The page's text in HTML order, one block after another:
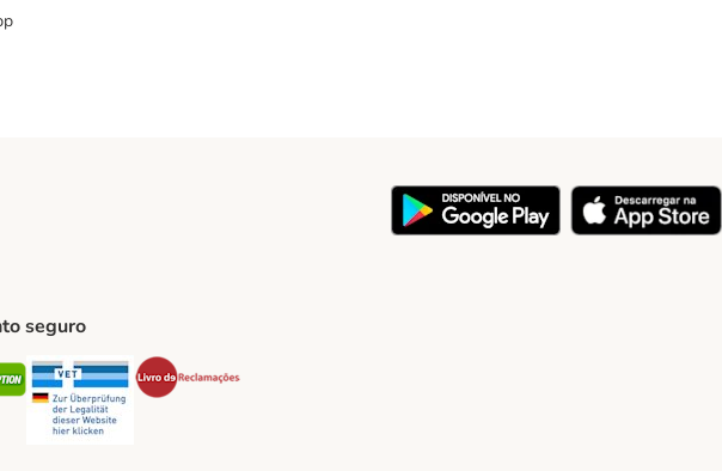
seguro
Security Security